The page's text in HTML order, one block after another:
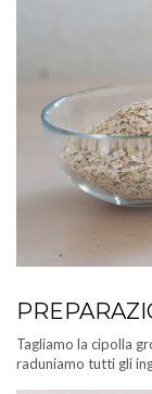
Tagliamo la cipolla
raduniamo tutti gli